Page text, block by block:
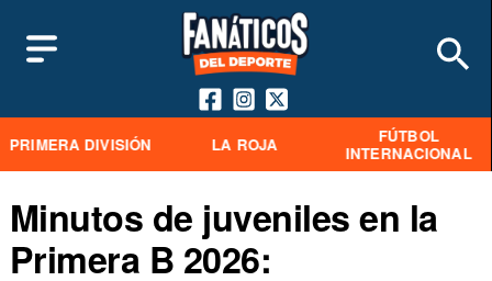
PRIMERA DIVISIÓN LA ROJA
FÚTBOL
INTERNACIONAL
Minutos de juveniles en la
Primera B 2026: